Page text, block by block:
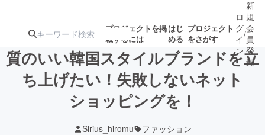
プロジェクトを掲
載するには
はじ
める
プロジェクト
をさがす
注目のリ
注目の新着プロ募集終了が近いプ
ロジェクト
ロ
グ
イ
ン
/
新
規
会
員
登
録
質のいい韓国スタイルブランドを立
ち上げたい！失敗しないネット
ショッピングを！
Sirius_hiromu ファッション